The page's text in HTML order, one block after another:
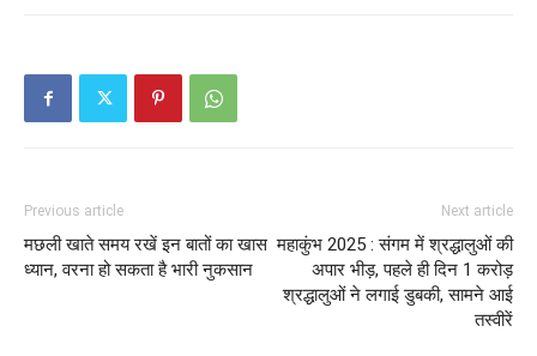
Previous article
मछली खाते समय रखें इन बातों का खास
ध्यान, वरना हो सकता है भारी नुकसान
Next article
महाकुंभ 2025 : संगम में श्रद्धालुओं की
अपार भीड़, पहले ही दिन 1 करोड़
श्रद्धालुओं ने लगाई डुबकी, सामने आई
तस्वीरें